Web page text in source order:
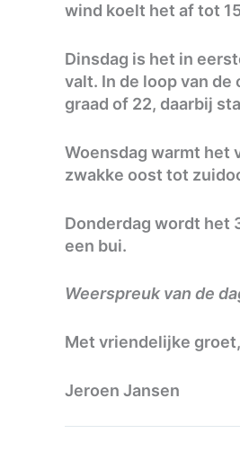
wind koelt het af tot
Dinsdag is het in
valt. In de loop van
graad of 22, daarbij
Woensdag warmt het
zwakke oost tot
Donderdag wordt het
een bui.
Weerspreuk van de
Met vriendelijke groet,
Jeroen Jansen